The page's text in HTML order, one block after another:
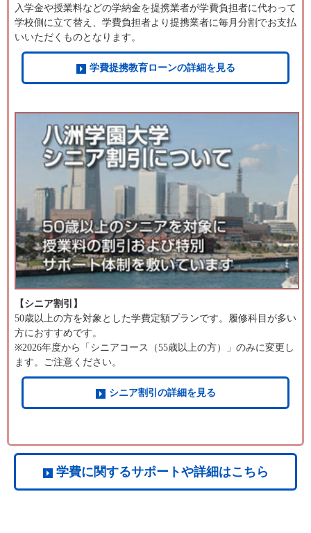
入学金や授業料などの学納金を提携業者が学費負担者に代わって
学校側に立て替え、学費負担者より提携業者に毎月分割でお支払
いいただくものとなります。
学費提携教育ローンの詳細を見る
【シニア割引】
50歳以上の方を対象とした学費定額プランです。履修科目が多い
方におすすめです。
※2026年度から「シニアコース（55歳以上の方）」のみに変更し
ます。ご注意ください。
シニア割引の詳細を見る
学費に関するサポートや詳細はこちら